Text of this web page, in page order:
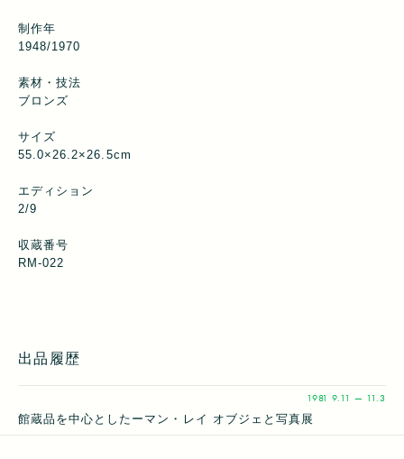
制作年
1948/1970
素材・技法
ブロンズ
サイズ
55.0×26.2×26.5cm
エディション
2/9
収蔵番号
RM-022
出品履歴
1981 9.11 — 11.3
館蔵品を中心としたーマン・レイ オブジェと写真展